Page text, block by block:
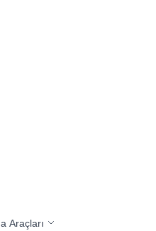
Araçları